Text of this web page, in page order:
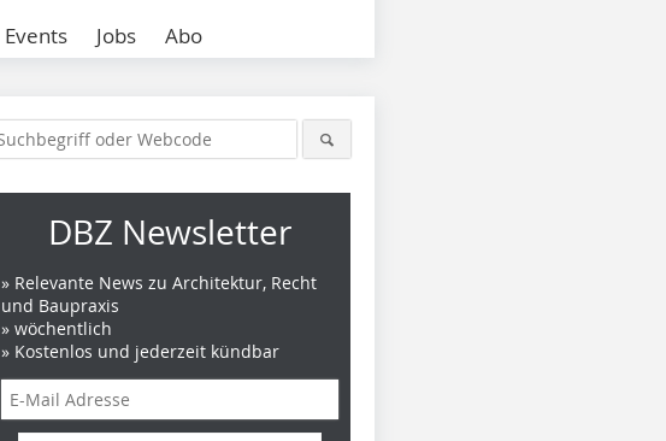
Events Jobs Abo
DBZ Newsletter
» Relevante News zu Architektur, Recht
und Baupraxis
» wöchentlich
» Kostenlos und jederzeit kündbar